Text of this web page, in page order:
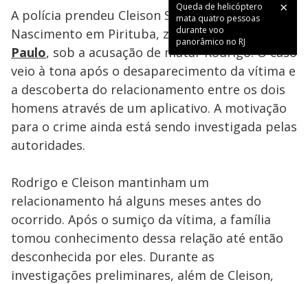
Queda de helicóptero
mata quatro pessoas
durante voo
panorâmico no RJ
A polícia prendeu Cleison Soares da Silva
Nascimento em Pirituba, zona norte de
Paulo, sob a acusação de matar Rodrigo. O caso
veio à tona após o desaparecimento da vítima e
a descoberta do relacionamento entre os dois
homens através de um aplicativo. A motivação
para o crime ainda está sendo investigada pelas
autoridades.
Rodrigo e Cleison mantinham um
relacionamento há alguns meses antes do
ocorrido. Após o sumiço da vítima, a família
tomou conhecimento dessa relação até então
desconhecida por eles. Durante as
investigações preliminares, além de Cleison,